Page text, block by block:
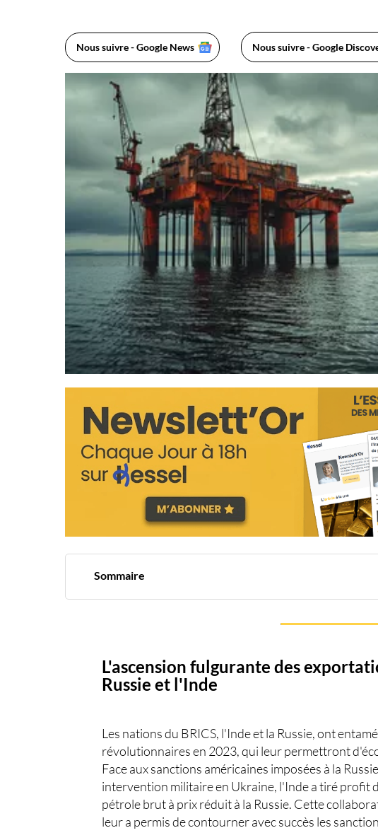
Nous suivre - Google News Nous suivre - Google
Sommaire
L'ascension fulgurante des
Russie et l'Inde
Les nations du BRICS, l'Inde et la Russie, ont
révolutionnaires en 2023, qui leur permettront
Face aux sanctions américaines imposées à la
intervention militaire en Ukraine, l'Inde a tiré profit
pétrole brut à prix réduit à la Russie. Cette
leur a permis de contourner avec succès les